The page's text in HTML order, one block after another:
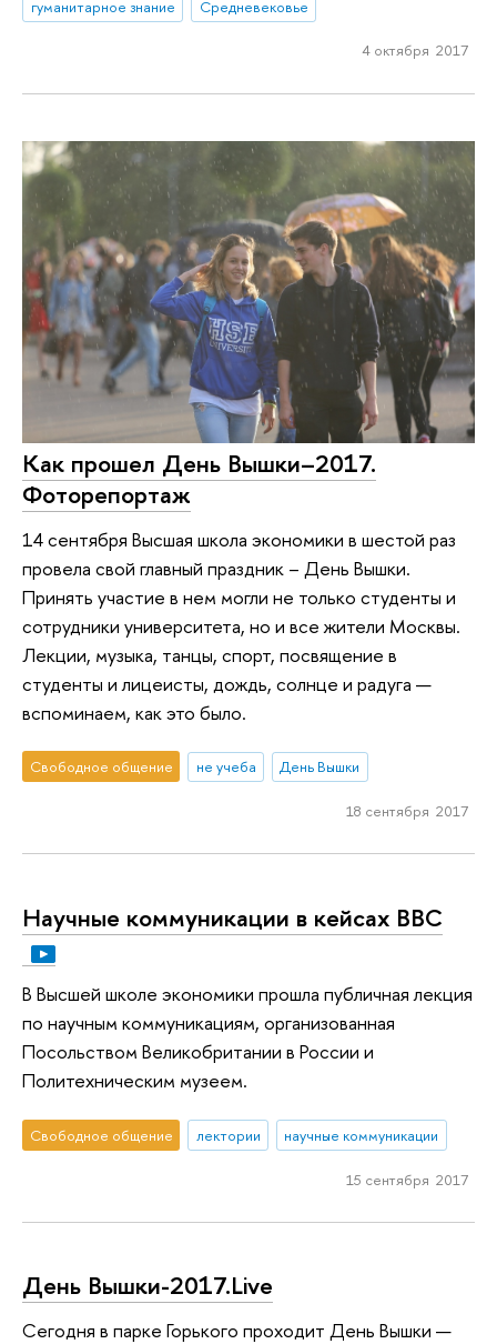
гуманитарное знание Средневековье
4 октября 2017
Как прошел День Вышки–2017.
Фоторепортаж
14 сентября Высшая школа экономики в шестой раз
провела свой главный праздник – День Вышки.
Принять участие в нем могли не только студенты и
сотрудники университета, но и все жители Москвы.
Лекции, музыка, танцы, спорт, посвящение в
студенты и лицеисты, дождь, солнце и радуга —
вспоминаем, как это было.
Свободное общение не учеба День Вышки
18 сентября 2017
Научные коммуникации в кейсах BBC
В Высшей школе экономики прошла публичная лекция
по научным коммуникациям, организованная
Посольством Великобритании в России и
Политехническим музеем.
Свободное общение лектории научные коммуникации
15 сентября 2017
День Вышки-2017.Live
Сегодня в парке Горького проходит День Вышки —